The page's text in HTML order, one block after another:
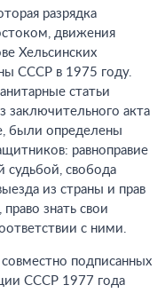
разрядка
движения
Хельсинских
СССР в 1975 году.
статьи
заключительного акта
были определены
равноправие
судьбой, свобода
из страны и прав
знать свои
с ними.
подписанных
СССР 1977 года